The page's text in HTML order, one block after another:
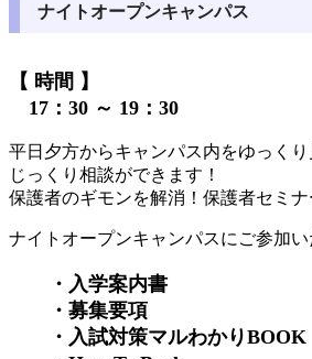
ナイトオープンキャンパス
【 時間 】
17：30 ～ 19：30
平日夕方からキャンパス内をゆっくり
じっくり相談ができます！
保護者のギモンを解消！保護者セミナ
ナイトオープンキャンパスにご参加い
・入学案内書
・募集要項
・入試対策マルわかりBOOK